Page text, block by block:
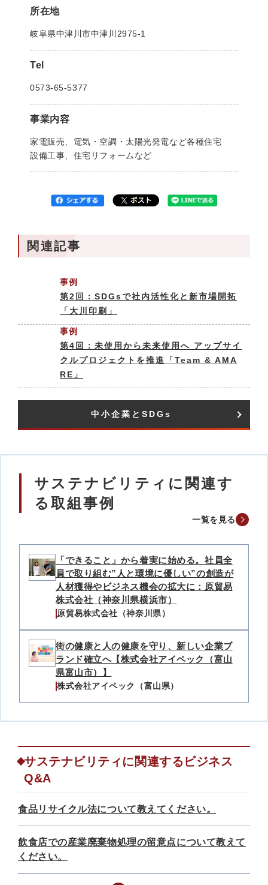
所在地
岐阜県中津川市中津川2975-1
Tel
0573-65-5377
事業内容
家電販売、電気・空調・太陽光発電など各種住宅
設備工事、住宅リフォームなど
関連記事
事例
第2回：SDGsで社内活性化と新市場開拓
「大川印刷」
事例
第4回：未使用から未来使用へ アップサイ
クルプロジェクトを推進「Team & AMA
RE」
中小企業とSDGs​
サステナビリティに関連す
る取組事例
一覧を見る
「できること」から着実に始める。社員全
員で取り組む”人と環境に優しい”の創造が
人材獲得やビジネス機会の拡大に：原貿易
株式会社（神奈川県横浜市）
原貿易株式会社（神奈川県）
街の健康と人の健康を守り、新しい企業ブ
ランド確立へ【株式会社アイペック（富山
県富山市）】
株式会社アイペック（富山県）
サステナビリティに関連するビジネス
Q&A
食品リサイクル法について教えてください。
飲食店での産業廃棄物処理の留意点について教えて
ください。